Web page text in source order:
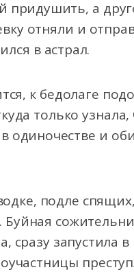
придушить, а
отняли и
в астрал.
к бедолаге
только
в одиночестве и
подле
сразу запустила